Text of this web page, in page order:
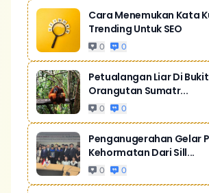
Cara Menemukan Kata
Trending Untuk SEO
0 0
Petualangan Liar Di
Orangutan Sumatr...
0 0
Penganugerahan Gelar
Kehormatan Dari Sill...
0 0